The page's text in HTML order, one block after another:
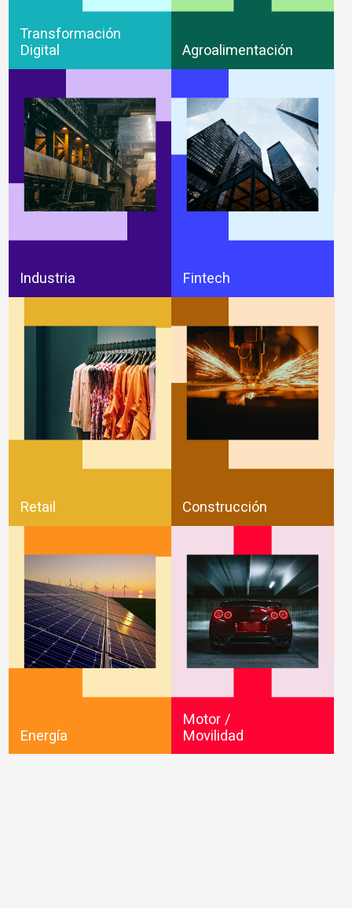
Transformación
Digital
Agroalimentación
Industria Fintech
Retail Construcción
Energía
Motor /
Movilidad